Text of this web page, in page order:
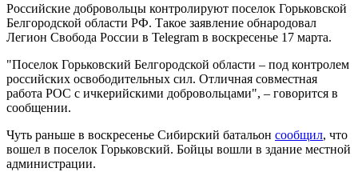
Российские добровольцы контролируют поселок Горьковской
Белгородской области РФ. Такое заявление обнародовал
Легион Свобода России в Telegram в воскресенье 17 марта.
"Поселок Горьковский Белгородской области – под контролем
российских освободительных сил. Отличная совместная
работа РОС с ичкерийскими добровольцами", – говорится в
сообщении.
Чуть раньше в воскресенье Сибирский батальон сообщил, что
вошел в поселок Горьковский. Бойцы вошли в здание местной
администрации.